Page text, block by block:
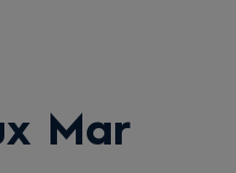
Mar